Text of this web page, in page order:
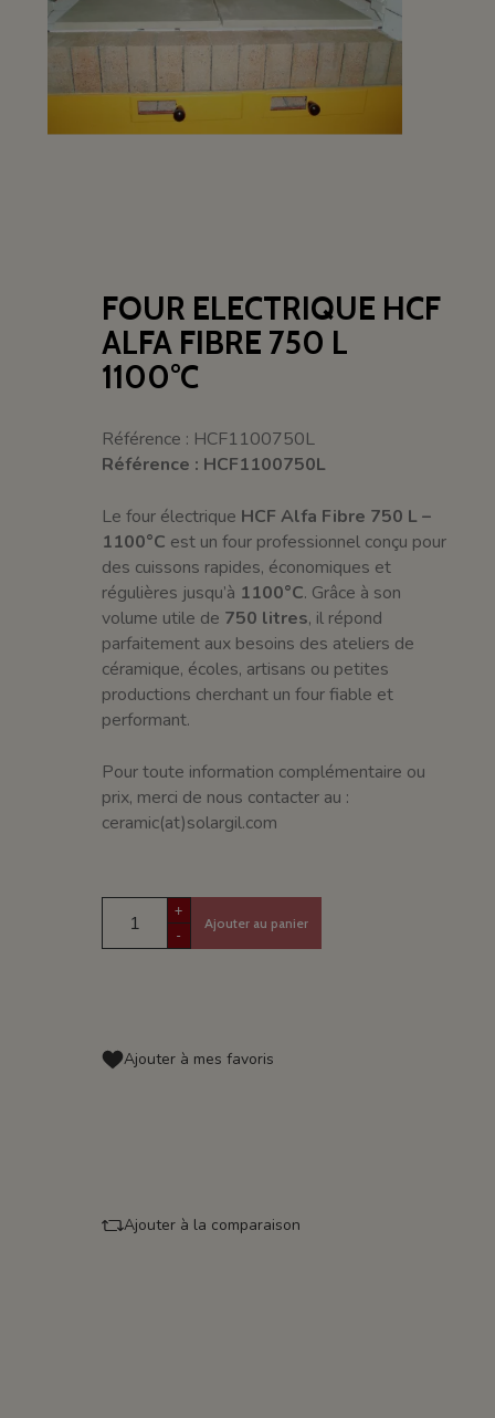
FOUR ELECTRIQUE HCF
ALFA FIBRE 750 L
1100°C
Référence : HCF1100750L
Référence : HCF1100750L
Le four électrique HCF Alfa Fibre 750 L –
1100°C est un four professionnel conçu pour
des cuissons rapides, économiques et
régulières jusqu’à 1100°C. Grâce à son
volume utile de 750 litres, il répond
parfaitement aux besoins des ateliers de
céramique, écoles, artisans ou petites
productions cherchant un four fiable et
performant.
Pour toute information complémentaire ou
prix, merci de nous contacter au :
ceramic(at)solargil.com
+
-
Ajouter au panier
Ajouter à mes favoris
Ajouter à la comparaison